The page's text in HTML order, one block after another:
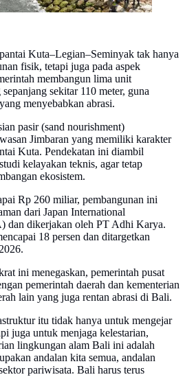
Kuta–Legian–Seminyak tak hanya
fisik, tetapi juga pada aspek
membangun lima unit
sekitar 110 meter, guna
menyebabkan abrasi.
pasir (sand nourishment)
Jimbaran yang memiliki karakter
Kuta. Pendekatan ini diambil
kelayakan teknis, agar tetap
ekosistem.
Rp 260 miliar, pembangunan ini
dari Japan International
dan dikerjakan oleh PT Adhi Karya.
18 persen dan ditargetkan
ini menegaskan, pemerintah pusat
pemerintah daerah dan kementerian
lain yang juga rentan abrasi di Bali.
itu tidak hanya untuk mengejar
juga untuk menjaga kelestarian,
lingkungan alam Bali ini adalah
andalan kita semua, andalan
pariwisata. Bali harus terus